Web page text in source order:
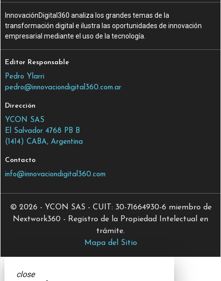
InnovaciónDigital360 analiza los grandes temas de la
transformación digital e ilustra las oportunidades de innovación
empresarial mediante el uso de la tecnología.
Editor Responsable
Pedro Ylarri
pedro@innovaciondigital360.com.ar
Dirección
YCON SAS
El Salvador 4768 PB B
(1414) CABA, Argentina
Contacto
info@innovaciondigital360.com
© 2026 - YCON SAS - CUIT: 30-71664930-6 miembro de
Nextwork360 - Registro de la Propiedad Intelectual en
trámite.
Mapa del Sitio
close